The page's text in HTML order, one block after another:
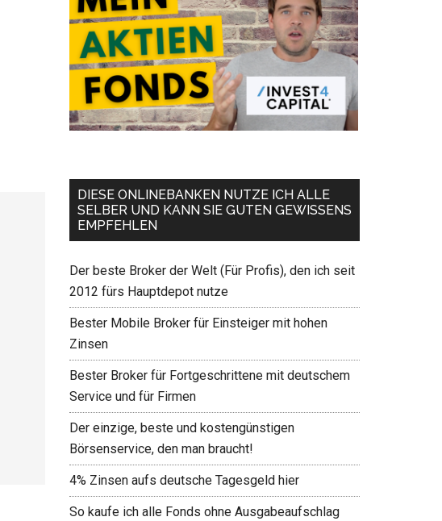
DIESE ONLINEBANKEN NUTZE ICH ALLE
SELBER UND KANN SIE GUTEN GEWISSENS
EMPFEHLEN
Der beste Broker der Welt (Für Profis), den ich seit
2012 fürs Hauptdepot nutze
Bester Mobile Broker für Einsteiger mit hohen
Zinsen
Bester Broker für Fortgeschrittene mit deutschem
Service und für Firmen
Der einzige, beste und kostengünstigen
Börsenservice, den man braucht!
4% Zinsen aufs deutsche Tagesgeld hier
So kaufe ich alle Fonds ohne Ausgabeaufschlag